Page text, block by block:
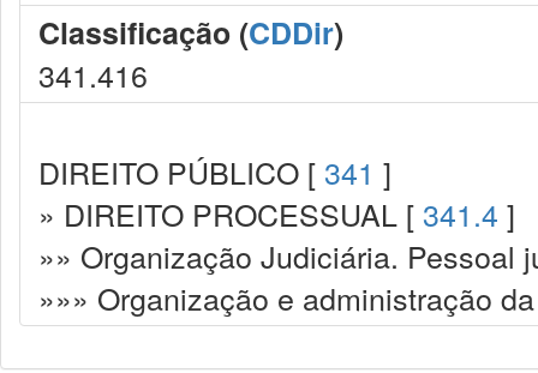
Classificação (CDDir)
341.416
DIREITO PÚBLICO [ 341 ]
» DIREITO PROCESSUAL [ 341.4 ]
»» Organização Judiciária. Pessoal
»»» Organização e administração